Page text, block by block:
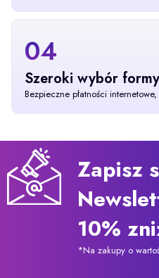
04
Szeroki wybór
Bezpieczne płatności
Zapisz
10%
*Na zakupy o